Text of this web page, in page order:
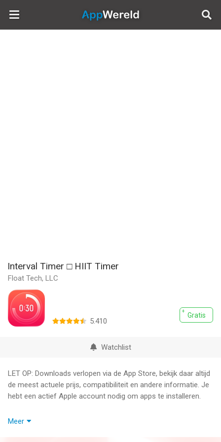
AppWereld
Interval Timer □ HIIT Timer
Float Tech, LLC
Gratis
5.410
Watchlist
LET OP: Downloads verlopen via de App Store, bekijk daar altijd
de meest actuele prijs, compatibiliteit en andere informatie. Je
hebt een actief Apple account nodig om apps te installeren.
Een eenvoudige en mooie interval timer.
Meer